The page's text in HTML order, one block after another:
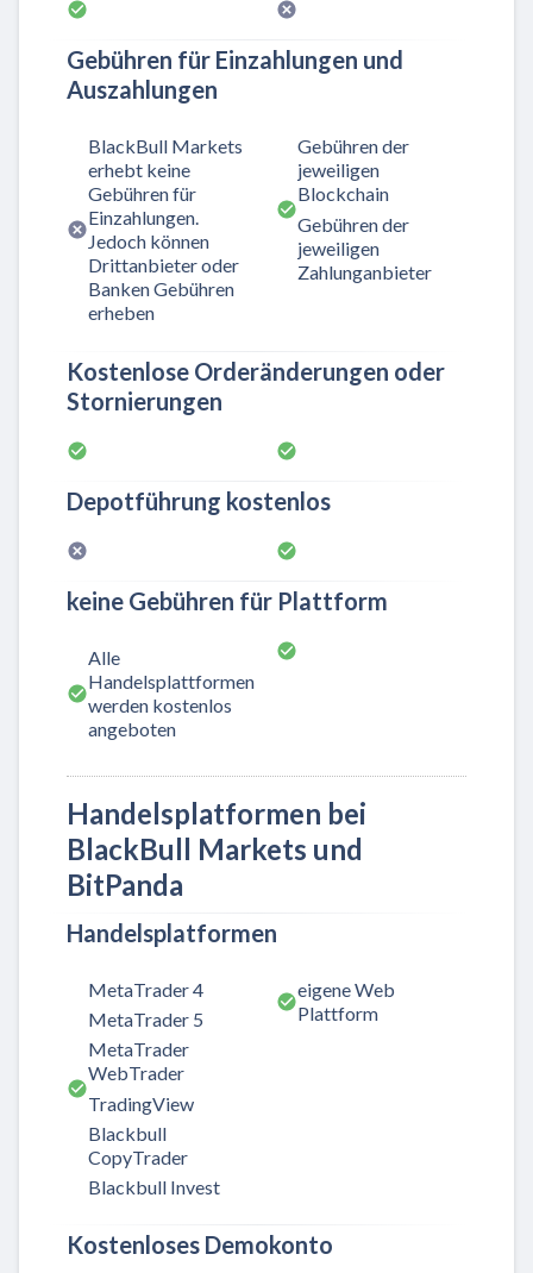
Gebühren für Einzahlungen und
Auszahlungen
BlackBull Markets
erhebt keine
Gebühren für
Einzahlungen.
Jedoch können
Drittanbieter oder
Banken Gebühren
erheben
Gebühren der
jeweiligen
Blockchain
Gebühren der
jeweiligen
Zahlunganbieter
Kostenlose Orderänderungen oder
Stornierungen
Depotführung kostenlos
keine Gebühren für Plattform
Alle
Handelsplattformen
werden kostenlos
angeboten
Handelsplatformen bei
BlackBull Markets und
BitPanda
Handelsplatformen
MetaTrader 4
MetaTrader 5
MetaTrader
WebTrader
TradingView
Blackbull
CopyTrader
Blackbull Invest
eigene Web
Plattform
Kostenloses Demokonto